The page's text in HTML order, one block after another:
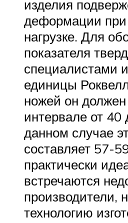
изделия
деформации
нагрузке. Для
показателя
специалистами
единицы
ножей он
интервале от
данном случае
составляет 57-
практически
встречаются
технологию